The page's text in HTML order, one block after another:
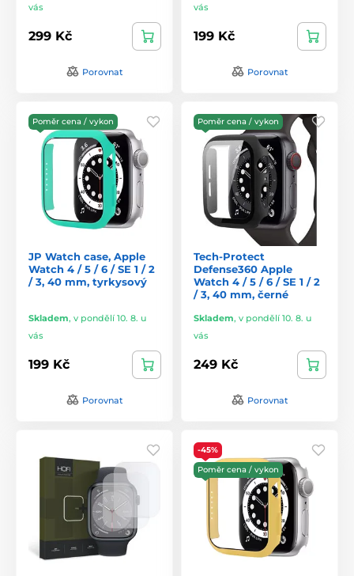
vás
299 Kč
Porovnat
vás
199 Kč
Porovnat
Poměr cena / vykon
JP Watch case, Apple
Watch 4 / 5 / 6 / SE 1 / 2
/ 3, 40 mm, tyrkysový
Skladem, v pondělí 10. 8. u
vás
199 Kč
Porovnat
Poměr cena / vykon
Tech-Protect
Defense360 Apple
Watch 4 / 5 / 6 / SE 1 / 2
/ 3, 40 mm, černé
Skladem, v pondělí 10. 8. u
vás
249 Kč
Porovnat
-45%
Poměr cena / vykon